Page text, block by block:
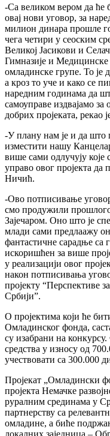
-Са великом вером да ће
овај нови уговор, за
милион динара прошле
чега четири у сеоским
Великој Јасикови и
Гимназије и
омладинске групе. То је
а кроз то уче и како се
наредним годинама да
самоуправе издвајамо
добрих пројеката, рекао
-У плану нам је и да што
изместити нашу
више сами одлучују
управо овог пројекта да
Ничић.
-Ово потписивање
смо продужили
Зајечаром. Оно што је
млади сами предлаажу
фантастичне сарадње са
искоришћен за више
у реализацији овог
након потписивања
пројекту “Перспективе
Србији”.
О пројектима који ће
Омладинског фонда,
су изабрани на
средства у износу од
учествовати са 300.000
Пројекат „Омладински
пројекта Немачке
руралним срединама у
партнерству са
омладине, а биће
локалних заједница –